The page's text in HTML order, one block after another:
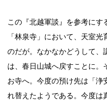
この『北越軍談』を参考にす
「林泉寺」において、天室
のだが。なかなかどうして、
は、春日山城へ戻すことに。
お寺へ。今度の預け先は「浄
れ替えたようである。今度は